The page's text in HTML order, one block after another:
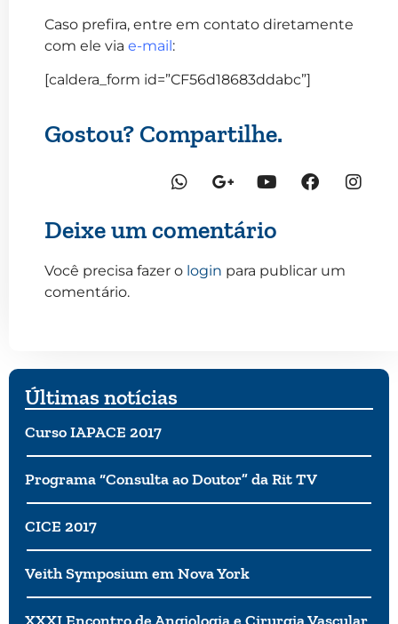
Caso prefira, entre em contato diretamente
com ele via e-mail:
[caldera_form id=”CF56d18683ddabc”]
Gostou? Compartilhe.
Deixe um comentário
Você precisa fazer o login para publicar um
comentário.
Últimas notícias
Curso IAPACE 2017
Programa “Consulta ao Doutor” da Rit TV
CICE 2017
Veith Symposium em Nova York